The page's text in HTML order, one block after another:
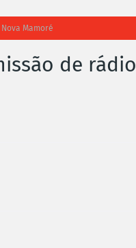
Mamoré
de rádio